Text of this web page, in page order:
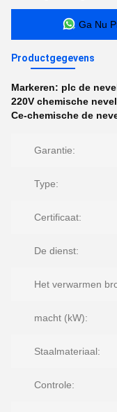
Ga Nu
Productgegevens
Markeren: plc de
220V chemische
Ce-chemische de
Garantie:
Type:
Certificaat:
De dienst:
Het verwarmen
macht (kW):
Staalmateriaal:
Controle: